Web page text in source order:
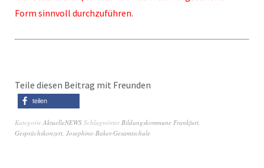
Form sinnvoll durchzuführen.
Teile diesen Beitrag mit Freunden
teilen
Kategorie AktuelleNEWS SchlagwörterBildungskommune Frankfurt,
Gesprächskonzert, Josephine-Baker-Gesamtschule